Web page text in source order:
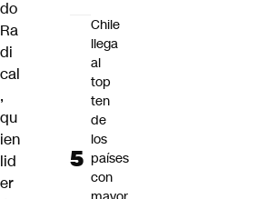
do
Ra
di
cal
,
qu
ien
lid
er
Chile
llega
al
top
ten
de
los
países
con